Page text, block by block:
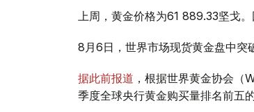
上周，黄金价格为61 889.33坚戈
8月6日，世界市场现货黄金盘中突
据此前报道 ，根据世界黄金协会
季度全球央行黄金购买量排名前五